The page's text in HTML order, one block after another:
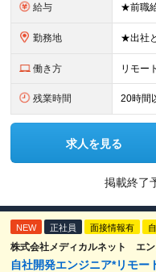
給与
勤務地
働き方 リモー
残業時間 20時間
求人を見る
掲載終了
NEW 正社員 面接情報有
株式会社メディカルネット エン
自社開発エンジニア*リモ